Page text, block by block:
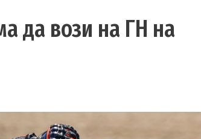
да вози на ГН на